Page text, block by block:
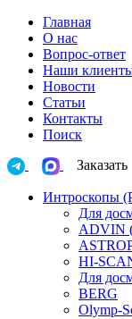
Главная
О нас
Вопрос-ответ
Наши
Новости
Статьи
Контакты
Поиск
Заказать
Интроскопы
Для
ADVIN
HI-
Для
BERG
Olymp-